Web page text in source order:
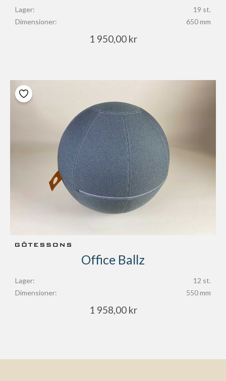
Lager:
19 st.
Dimensioner:
650 mm
1 950,00 kr
Office Ballz
Lager:
12 st.
Dimensioner:
550 mm
1 958,00 kr